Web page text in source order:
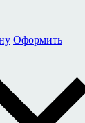
Оформить